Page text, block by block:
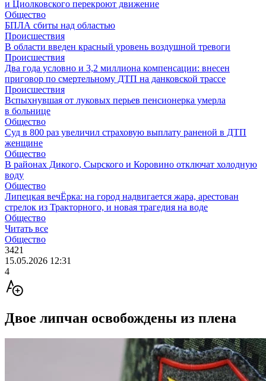
и Циолковского перекроют движение
Общество
БПЛА сбиты над областью
Происшествия
В области введен красный уровень воздушной тревоги
Происшествия
Два года условно и 3,2 миллиона компенсации: внесен
приговор по смертельному ДТП на данковской трассе
Происшествия
Вспыхнувшая от луковых перьев пенсионерка умерла
в больнице
Общество
Суд в 800 раз увеличил страховую выплату раненой в ДТП
женщине
Общество
В районах Дикого, Сырского и Коровино отключат холодную
воду
Общество
Липецкая вечЁрка: на город надвигается жара, арестован
стрелок из Тракторного, и новая трагедия на воде
Общество
Читать все
Общество
3421
15.05.2026 12:31
4
Двое липчан освобождены из плена